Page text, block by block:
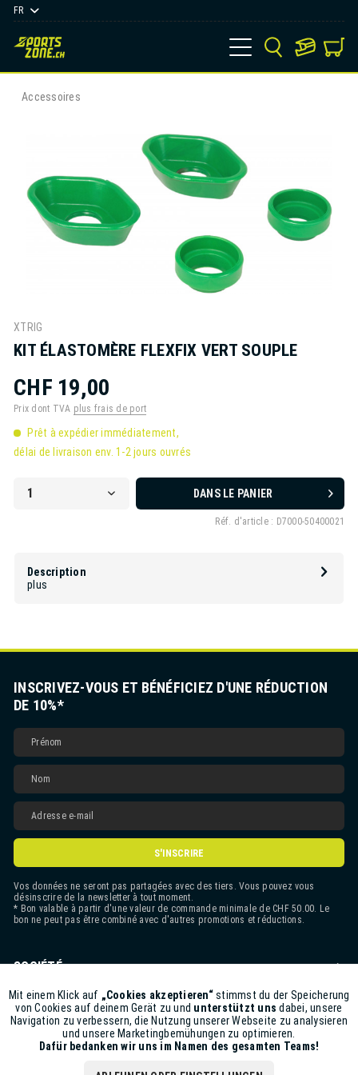
FR
Accessoires
XTRIG
KIT ÉLASTOMÈRE FLEXFIX VERT SOUPLE
CHF 19,00
Prix dont TVA plus frais de port
Prêt à expédier immédiatement,
délai de livraison env. 1-2 jours ouvrés
DANS LE PANIER
Réf. d'article : D7000-50400021
Description
plus
INSCRIVEZ-VOUS ET BÉNÉFICIEZ D'UNE RÉDUCTION
DE 10%*
S'INSCRIRE
Vos données ne seront pas partagées avec des tiers. Vous pouvez vous
désinscrire de la newsletter à tout moment.
* Bon valable à partir d'une valeur de commande minimale de CHF 50.00. Le
bon ne peut pas être combiné avec d'autres promotions et réductions.
SOCIÉTÉ
CONTACT
ASSISTANCE BOUTIQUE
INFORMATIONS
Funktionale Aktiv
Marketing Inaktiv
Mit einem Klick auf „Cookies akzeptieren“stimmst du der Speicherung
von Cookies auf deinem Gerät zu und unterstützt uns dabei, unsere
Navigation zu verbessern, die Nutzung unserer Webseite zu analysieren
und unsere Marketingbemühungen zu optimieren.
Dafür bedanken wir uns im Namen des gesamten Teams!